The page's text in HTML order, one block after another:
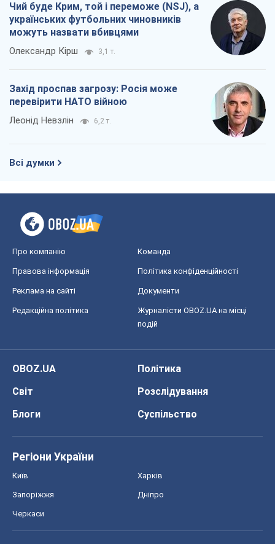
Чий буде Крим, той і переможе (NSJ), а
українських футбольних чиновників
можуть назвати вбивцями
Олександр Кірш 3,1 т.
Захід проспав загрозу: Росія може
перевірити НАТО війною
Леонід Невзлін 6,2 т.
Всі думки
Про компанію Команда
Правова інформація Політика конфіденційності
Реклама на сайті Документи
Редакційна політика
Журналісти OBOZ.UA на місці
подій
OBOZ.UA
Політика
Світ
Розслідування
Блоги
Суспільство
Регіони України
Київ Харків
Запоріжжя Дніпро
Черкаси